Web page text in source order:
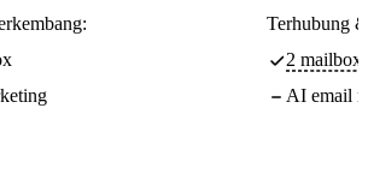
Terhubung
2
AI email